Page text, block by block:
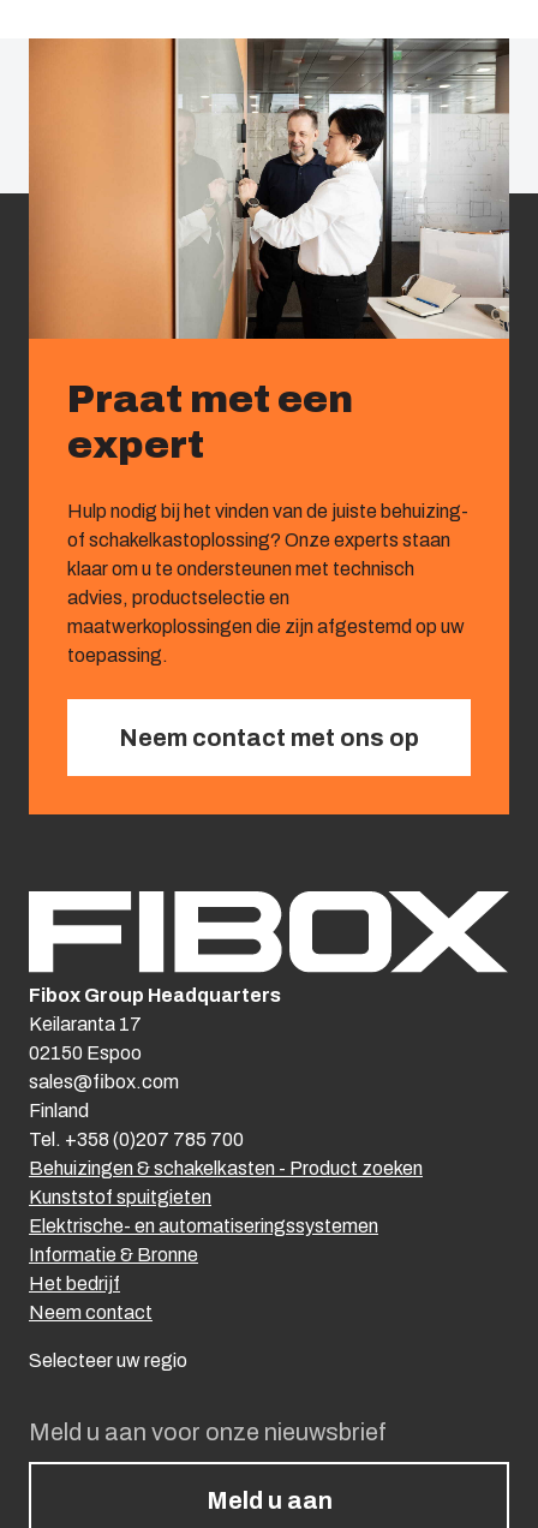
Praat met een
expert
Hulp nodig bij het vinden van de juiste behuizing-
of schakelkastoplossing? Onze experts staan
klaar om u te ondersteunen met technisch
advies, productselectie en
maatwerkoplossingen die zijn afgestemd op uw
toepassing.
Neem contact met ons op
Meld u aan voor onze nieuwsbrief
Meld u aan
Behuizingen & schakelkasten - Product zoeken
Kunststof spuitgieten
Elektrische- en automatiseringssystemen
Informatie & Bronne
Het bedrijf
Neem contact
Selecteer uw regio
Fibox Group Headquarters
Keilaranta 17
02150 Espoo
sales@fibox.com
Finland
Tel. +358 (0)207 785 700